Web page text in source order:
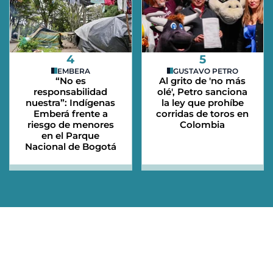
4
EMBERA
“No es
responsabilidad
nuestra”: Indígenas
Emberá frente a
riesgo de menores
en el Parque
Nacional de Bogotá
5
GUSTAVO PETRO
Al grito de 'no más
olé', Petro sanciona
la ley que prohíbe
corridas de toros en
Colombia